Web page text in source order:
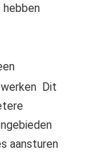
Dit
aansturen